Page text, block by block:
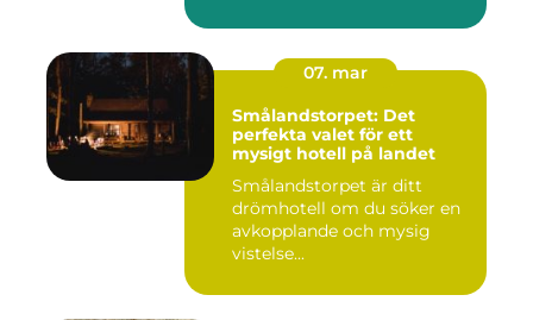
07. mar
Smålandstorpet: Det
perfekta valet för ett
mysigt hotell på landet
Smålandstorpet är ditt
drömhotell om du söker en
avkopplande och mysig
vistelse...